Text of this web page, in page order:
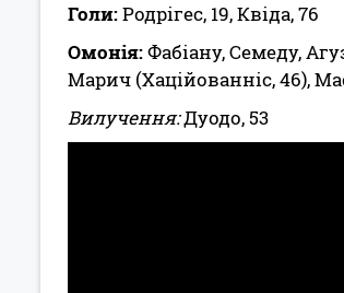
Голи:Родрігес, 19, Квіда, 76
Омонія:Фабіану, Семеду,
Марич (Хаційованніс, 46),
Вилучення:Дуодо, 53